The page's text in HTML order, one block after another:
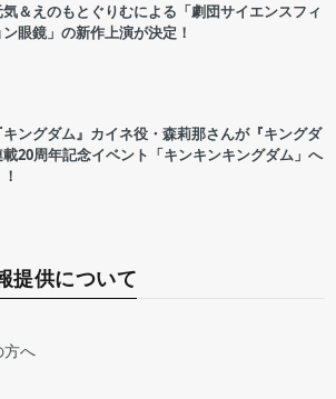
＆えのもとぐりむによる「劇団サイエンスフィ
眼鏡」の新作上演が決定！
ングダム』カイネ役・森莉那さんが『キングダ
20周年記念イベント「キンキンキングダム」へ
提供について
方へ